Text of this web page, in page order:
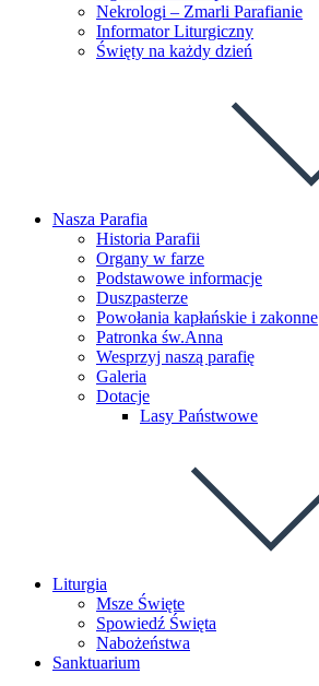
Nekrologi – Zmarli Parafianie
Informator Liturgiczny
Święty na każdy dzień
Nasza Parafia
Historia Parafii
Organy w farze
Podstawowe informacje
Duszpasterze
Powołania kapłańskie i zakonne
Patronka św.Anna
Wesprzyj naszą parafię
Galeria
Dotacje
Lasy Państwowe
Liturgia
Msze Święte
Spowiedź Święta
Nabożeństwa
Sanktuarium